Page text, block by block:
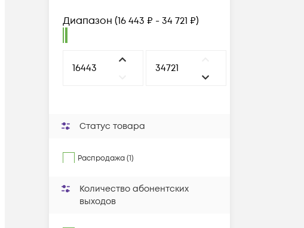
Диапазон (16 443 ₽ - 34 721 ₽)
Статус товара
Распродажа (1)
Количество абонентских
выходов